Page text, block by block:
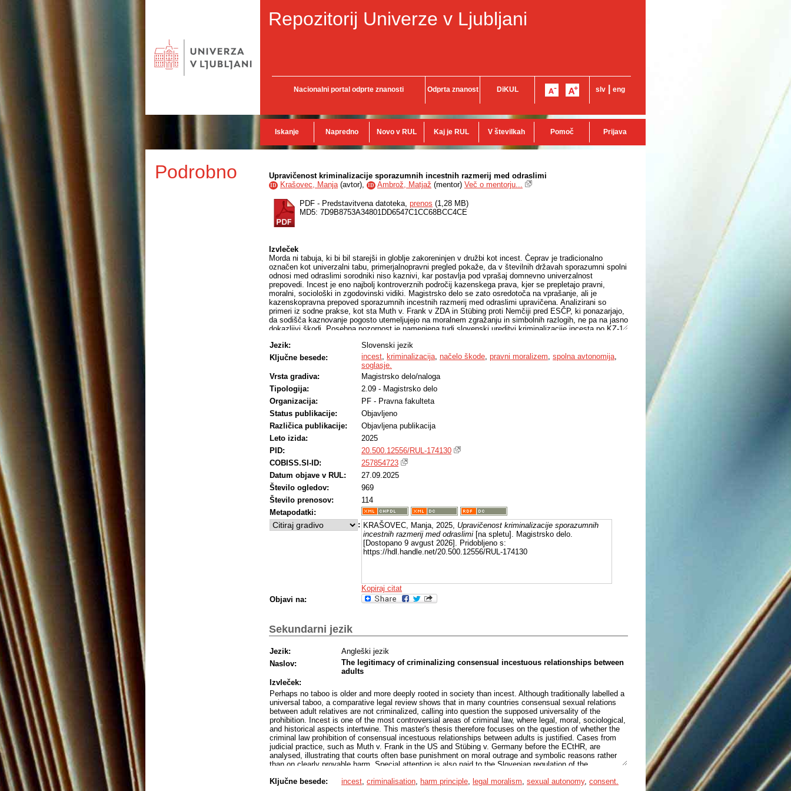
Repozitorij Univerze v Ljubljani
Nacionalni portal odprte znanosti Odprta znanost DiKUL slv eng
Iskanje Napredno Novo v RUL Kaj je RUL V številkah Pomoč Prijava
Podrobno Upravičenost kriminalizacije sporazumnih incestnih razmerij med odraslimi
ID Krašovec, Manja(avtor), ID Ambrož, Matjaž (mentor) Več o mentorju...
PDF - Predstavitvena datoteka, prenos (1,28 MB)
MD5: 7D9B8753A34801DD6547C1CC68BCC4CE
Izvleček
Morda ni tabuja, ki bi bil starejši in globlje zakoreninjen v družbi kot incest. Čeprav je tradicionalno
označen kot univerzalni tabu, primerjalnopravni pregled pokaže, da v številnih državah sporazumni spolni
odnosi med odraslimi sorodniki niso kaznivi, kar postavlja pod vprašaj domnevno univerzalnost
prepovedi. Incest je eno najbolj kontroverznih področij kazenskega prava, kjer se prepletajo pravni,
moralni, sociološki in zgodovinski vidiki. Magistrsko delo se zato osredotoča na vprašanje, ali je
kazenskopravna prepoved sporazumnih incestnih razmerij med odraslimi upravičena. Analizirani so
primeri iz sodne prakse, kot sta Muth v. Frank v ZDA in Stübing proti Nemčiji pred ESČP, ki ponazarjajo,
da sodišča kaznovanje pogosto utemeljujejo na moralnem zgražanju in simbolnih razlogih, ne pa na jasno
dokazljivi škodi. Posebna pozornost je namenjena tudi slovenski ureditvi kriminalizacije incesta po KZ-1
teorije kriminalizacije, zlasti liberalizem z načelom škode, načelom žaljivosti in avtonomije, pa tudi pravni
moralizem, utilitarizem in paternalizem.
Ugotovitve kažejo, da tradicionalne utemeljitve, kot so preprečevanje genetskih tveganj, varovanje
družinske enote in ohranjanje morale, ne zagotavljajo zadostne podlage za najstrožji poseg v svobodo
posameznika. Posebej izstopa vprašanje soglasja: resnično soglasje je v družinskem kontekstu lahko
vprašljivo zaradi razmerij moči in čustvene odvisnosti, a samodejna izključitev njegove veljavnosti
nesorazmerno zanemarja avtonomijo odraslih oseb. Analiza potrjuje, da kriminalizacija sporazumnih
incestnih razmerij med odraslimi pomeni primer pretirane kriminalizacije (overcriminalisation), saj
kazensko pravo posega na področje, kjer škoda ni jasno izkazana, varstvo ranljivih pa bi bilo mogoče
zagotoviti z drugimi pravnimi sredstvi. Primernejša rešitev bi bila, da naj kazensko pravo sankcionira
zgolj prisilne in izkoriščevalske odnose, medtem ko je v primerih, kjer obstaja resnično in veljavno
soglasje, treba spoštovati avtonomijo odraslih posameznikov. Slovenska ureditev, ki kazensko
sankcionira le odnose z mladoletnimi sorodniki, se zato kaže kot bližja liberalnim pristopom, a hkrati
odpira vprašanje, ali je poseben člen o krvoskrunstvu sploh potreben ali gre predvsem za simbolno
potrjevanje tabuja.
Jezik:
Slovenski jezik
Ključne besede:
incest, kriminalizacija, načelo škode, pravni moralizem, spolna avtonomija,
soglasje.
Vrsta gradiva:
Magistrsko delo/naloga
Tipologija:
2.09 - Magistrsko delo
Organizacija:
PF - Pravna fakulteta
Status publikacije:
Objavljeno
Različica publikacije:
Objavljena publikacija
Leto izida:
2025
PID:
20.500.12556/RUL-174130
COBISS.SI-ID:
257854723
Datum objave v RUL:
27.09.2025
Število ogledov:
969
Število prenosov:
114
Metapodatki:
: KRAŠOVEC, Manja, 2025, Upravičenost kriminalizacije sporazumnih
incestnih razmerij med odraslimi [na spletu]. Magistrsko delo.
[Dostopano 9 avgust 2026]. Pridobljeno s:
https://hdl.handle.net/20.500.12556/RUL-174130
Kopiraj citat
Objavi na:
Sekundarni jezik
Jezik:
Angleški jezik
Naslov:
The legitimacy of criminalizing consensual incestuous relationships between
adults
Izvleček:
Perhaps no taboo is older and more deeply rooted in society than incest. Although traditionally labelled a
universal taboo, a comparative legal review shows that in many countries consensual sexual relations
between adult relatives are not criminalized, calling into question the supposed universality of the
prohibition. Incest is one of the most controversial areas of criminal law, where legal, moral, sociological,
and historical aspects intertwine. This master's thesis therefore focuses on the question of whether the
criminal law prohibition of consensual incestuous relationships between adults is justified. Cases from
judicial practice, such as Muth v. Frank in the US and Stübing v. Germany before the ECtHR, are
analysed, illustrating that courts often base punishment on moral outrage and symbolic reasons rather
than on clearly provable harm. Special attention is also paid to the Slovenian regulation of the
regulation. Based on these starting points, the work examines in detail contemporary theories of
Ključne besede: incest criminalisation harm principle legal moralism sexual autonomy, consent.